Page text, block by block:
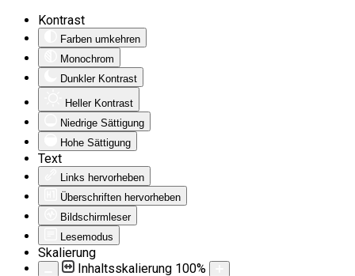
Kontrast
Farben umkehren
Monochrom
Dunkler Kontrast
Heller Kontrast
Niedrige Sättigung
Hohe Sättigung
Text
Links hervorheben
Überschriften hervorheben
Bildschirmleser
Lesemodus
Skalierung
Inhaltsskalierung 100%